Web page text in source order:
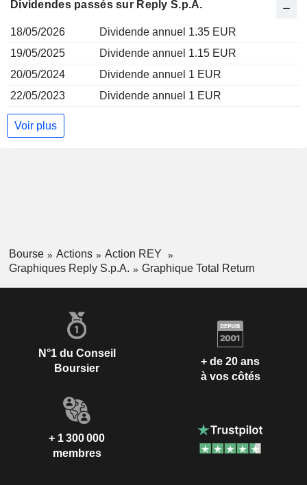
Dividendes passés sur Reply S.p.A.
18/05/2026
Dividende annuel 1.35 EUR
19/05/2025
Dividende annuel 1.15 EUR
20/05/2024
Dividende annuel 1 EUR
22/05/2023
Dividende annuel 1 EUR
Voir plus
Bourse Actions
Action REY
Graphiques Reply S.p.A.
Graphique Total Return
N°1 du Conseil
Boursier
+ de 20 ans
à vos côtés
+ 1 300 000
membres